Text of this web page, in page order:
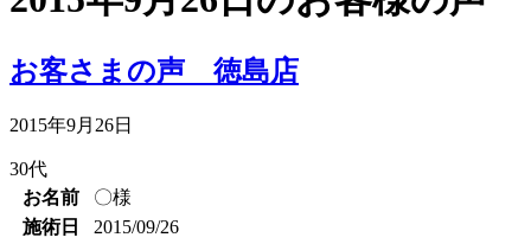
お客さまの声 徳島店
2015年9月26日
30代
お名前
〇様
施術日
2015/09/26